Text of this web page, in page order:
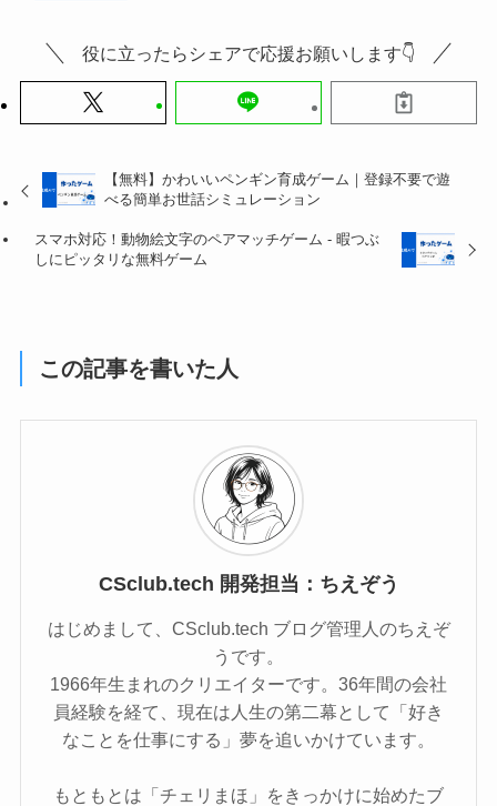
役に立ったらシェアで応援お願いします👇
【無料】かわいいペンギン育成ゲーム｜登録不要で遊
べる簡単お世話シミュレーション
スマホ対応！動物絵文字のペアマッチゲーム - 暇つぶ
しにピッタリな無料ゲーム
この記事を書いた人
CSclub.tech 開発担当：ちえぞう
はじめまして、CSclub.tech ブログ管理人のちえぞ
うです。
1966年生まれのクリエイターです。36年間の会社
員経験を経て、現在は人生の第二幕として「好き
なことを仕事にする」夢を追いかけています。
もともとは「チェリまほ」をきっかけに始めたブ